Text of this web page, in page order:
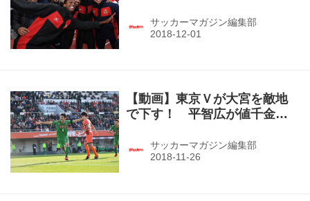
第34節・名古屋２－２湘南）
サッカーマガジン編集部
【動画】東京Ｖが大宮を敵地
で下す！ 平智広が値千金の
１回戦・大宮０－１東京Ｖ）
サッカーマガジン編集部